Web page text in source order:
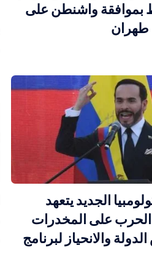
واشنطن على
الجديد يتعهد
الحرب على المخدرات
والانحياز لبرنامج